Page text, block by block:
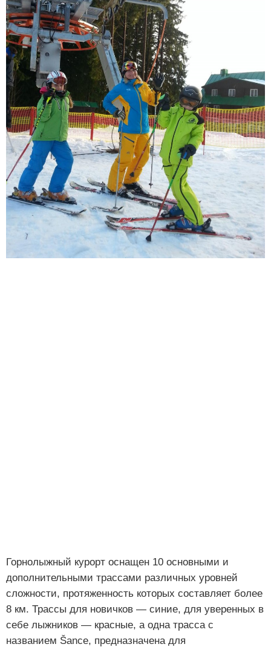
Горнолыжный курорт оснащен 10 основными и
дополнительными трассами различных уровней
сложности, протяженность которых составляет более
8 км. Трассы для новичков — синие, для уверенных в
себе лыжников — красные, а одна трасса с
названием Šance, предназначена для